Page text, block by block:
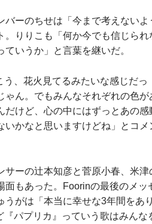
ーのちせは「今まで考えないよ
。りりこも「何か今でも信じられ
いうか」と言葉を継いだ。
、花火見てるみたいな感じだっ
ゃん。でもみんなそれぞれの色が
だけど、心の中にはずっとあの感
かなと思いますけどね」とコメ
ーの辻本知彦と菅原小春、米津
面もあった。Foorinの最後のメッ
がは「本当に幸せな3年間をあり
パプリカ』っていう歌はみんな